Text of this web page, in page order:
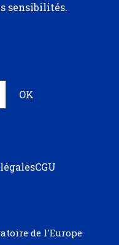
sensibilités.
CGU
de l'Europe